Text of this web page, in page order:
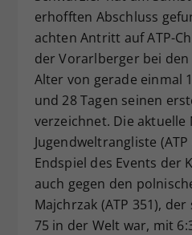
erhofften Abschluss
achten Antritt auf ATP-
der Vorarlberger bei
Alter von gerade einmal
und 28 Tagen seinen
verzeichnet. Die
Jugendweltrangliste
Endspiel des Events der
auch gegen den
Majchrzak (ATP 351),
75 in der Welt war, mit
Zweck
Dieser Wert
zufällig
historische
Webseiten-
hat.